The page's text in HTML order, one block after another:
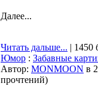
Далее...
Читать дальше... | 1450
Юмор : Забавные
Автор: MONMOON в
прочтений)